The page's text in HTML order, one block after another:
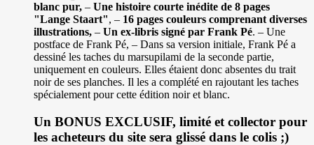
blanc pur, – Une histoire courte inédite de 8 pages
"Lange Staart", – 16 pages couleurs comprenant diverses
illustrations, – Un ex-libris signé par Frank Pé. – Une
postface de Frank Pé, – Dans sa version initiale, Frank Pé a
dessiné les taches du marsupilami de la seconde partie,
uniquement en couleurs. Elles étaient donc absentes du trait
noir de ses planches. Il les a complété en rajoutant les taches
spécialement pour cette édition noir et blanc.
Un BONUS EXCLUSIF, limité et collector pour
les acheteurs du site sera glissé dans le colis ;)